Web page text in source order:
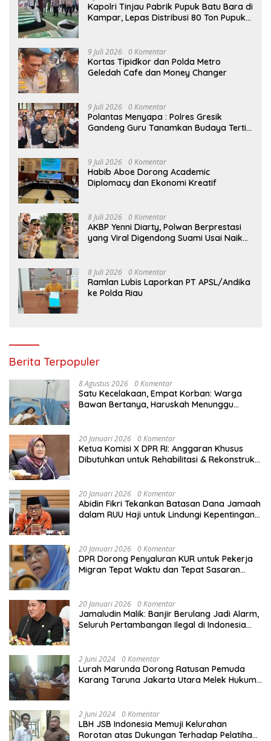
Kapolri Tinjau Pabrik Pupuk Batu Bara di
Kampar, Lepas Distribusi 80 Ton Pupuk
9 Juli 2026 0 Komentar
Kortas Tipidkor dan Polda Metro
Geledah Cafe dan Money Changer
9 Juli 2026 0 Komentar
Polantas Menyapa : Polres Gresik
Gandeng Guru Tanamkan Budaya Tertib
9 Juli 2026 0 Komentar
Habib Aboe Dorong Academic
Diplomacy dan Ekonomi Kreatif
8 Juli 2026 0 Komentar
AKBP Yenni Diarty, Polwan Berprestasi
yang Viral Digendong Suami Usai Naik
8 Juli 2026 0 Komentar
Ramlan Lubis Laporkan PT APSL/Andika
ke Polda Riau
Berita Terpopuler
8 Agustus 2026 0 Komentar
Satu Kecelakaan, Empat Korban: Warga
Bawan Bertanya, Haruskah Menunggu
20 Januari 2026 0 Komentar
Ketua Komisi X DPR RI: Anggaran Khusus
Dibutuhkan untuk Rehabilitasi & Rekonstruksi
20 Januari 2026 0 Komentar
Abidin Fikri Tekankan Batasan Dana Jamaah
dalam RUU Haji untuk Lindungi Kepentingan
20 Januari 2026 0 Komentar
DPR Dorong Penyaluran KUR untuk Pekerja
Migran Tepat Waktu dan Tepat Sasaran
20 Januari 2026 0 Komentar
Jamaludin Malik: Banjir Berulang Jadi Alarm,
Seluruh Pertambangan Ilegal di Indonesia
2 Juni 2024 0 Komentar
Lurah Marunda Dorong Ratusan Pemuda
Karang Taruna Jakarta Utara Melek Hukum
2 Juni 2024 0 Komentar
LBH JSB Indonesia Memuji Kelurahan
Rorotan atas Dukungan Terhadap Pelatihan